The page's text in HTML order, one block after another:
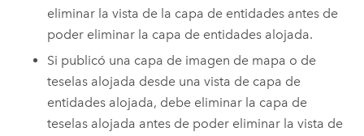
eliminar la vista de la capa de entidades antes de
poder eliminar la capa de entidades alojada.
Si publicó una capa de imagen de mapa o de
teselas alojada desde una vista de capa de
entidades alojada, debe eliminar la capa de
teselas alojada antes de poder eliminar la vista de